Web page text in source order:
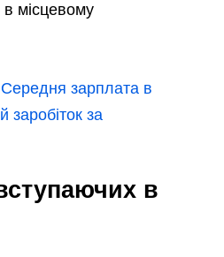
місцевому
Середня зарплата в
заробіток за
в